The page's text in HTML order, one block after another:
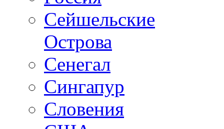
Сейшельские
Острова
Сенегал
Сингапур
Словения